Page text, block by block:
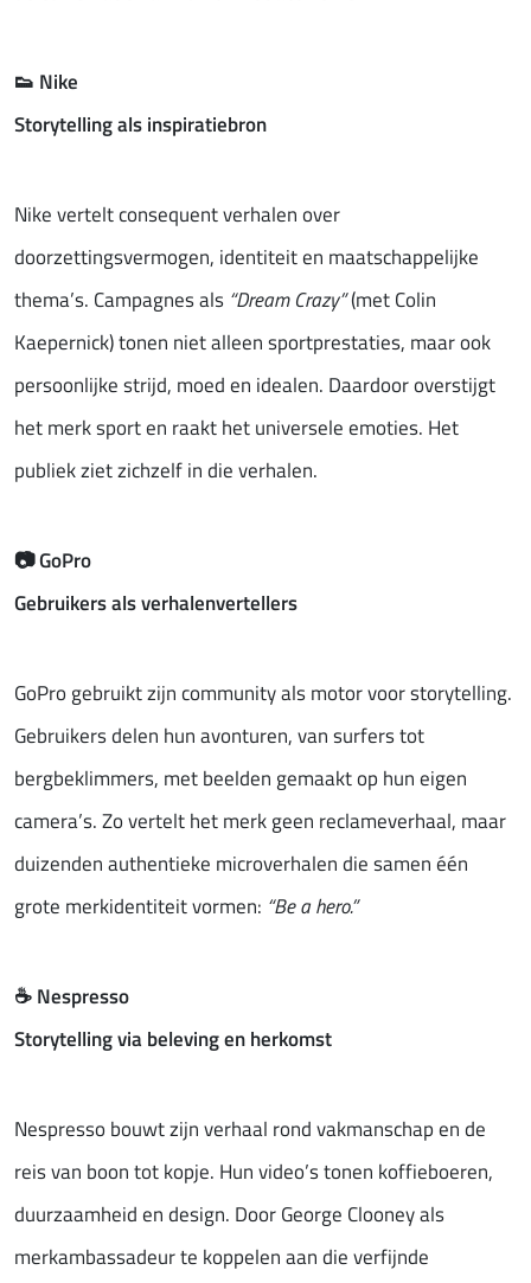
👟 Nike
Storytelling als inspiratiebron
Nike vertelt consequent verhalen over
doorzettingsvermogen, identiteit en maatschappelijke
thema’s. Campagnes als “Dream Crazy”(met Colin
Kaepernick) tonen niet alleen sportprestaties, maar ook
persoonlijke strijd, moed en idealen. Daardoor overstijgt
het merk sport en raakt het universele emoties. Het
publiek ziet zichzelf in die verhalen.
📷GoPro
Gebruikers als verhalenvertellers
GoPro gebruikt zijn community als motor voor storytelling.
Gebruikers delen hun avonturen, van surfers tot
bergbeklimmers, met beelden gemaakt op hun eigen
camera’s. Zo vertelt het merk geen reclameverhaal, maar
duizenden authentieke microverhalen die samen één
grote merkidentiteit vormen: “Be a hero.”
☕Nespresso
Storytelling via beleving en herkomst
Nespresso bouwt zijn verhaal rond vakmanschap en de
reis van boon tot kopje. Hun video’s tonen koffieboeren,
duurzaamheid en design. Door George Clooney als
merkambassadeur te koppelen aan die verfijnde